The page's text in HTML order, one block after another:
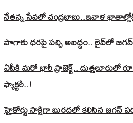
నేతన్న సేవలో చంద్రబాబు..ఇవాళ
పొగాకు ధరపై పచ్చి అబద్దం.. లైవ్‌లో
ఏపీకి మరో భారీ ప్రాజెక్ట్.. దుత్తలూరులో
ఫ్యాక్టరీ..!
హైకోర్టు సాక్షిగా బురదలో కలిసిన జగన్